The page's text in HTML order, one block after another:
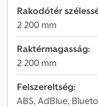
Rakodótér
2 200 mm
Raktérmagasság:
2 200 mm
Felszereltség:
ABS, AdBlue,